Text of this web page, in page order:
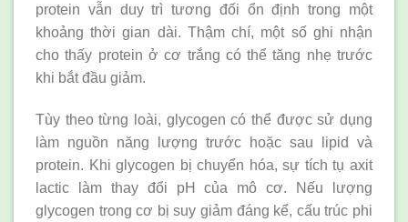
protein vẫn duy trì tương đối ổn định trong một
khoảng thời gian dài. Thậm chí, một số ghi nhận
cho thấy protein ở cơ trắng có thể tăng nhẹ trước
khi bắt đầu giảm.
Tùy theo từng loài, glycogen có thể được sử dụng
làm nguồn năng lượng trước hoặc sau lipid và
protein. Khi glycogen bị chuyển hóa, sự tích tụ axit
lactic làm thay đổi pH của mô cơ. Nếu lượng
glycogen trong cơ bị suy giảm đáng kể, cấu trúc phi